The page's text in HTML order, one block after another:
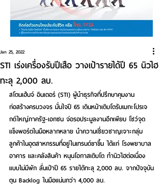
STI เร่งเครื่องรับปีเสือ วางเป้ารายได้ปี 65 นิวไฮ
ทะลุ 2,000 ลบ.
Jan 25, 2022
สโตนเฮ้นจ์ อินเตอร์ (STI) ผู้นำธุรกิจที่ปรึกษาคุมงาน
ก่อสร้างครบวงจร มั่นใจปี 65 เดินหน้าเติบโตรับเมกะโปรเจ
กต์ใหญ่ภาครัฐ-เอกชน จ่อรอประมูลงานอีกเพียบ โชว์จุด
แข็งพอร์ตในมือหลากหลาย นำความเชี่ยวชาญเจาะกลุ่ม
ลูกค้าในอุตสาหกรรมที่อยู่ในเทรนด์ขาขึ้น ได้แก่ โรงพยาบาล
อาคาร และคลังสินค้า หนุนโอกาสเติบโต ทำนิวไฮต่อเนื่อง
แบบไม่มีพัก ลั่นเป้าปี 65 รายได้ทะลุ 2,000 ลบ. จากปัจจุบัน
ตุน Backlog ในมือแน่นกว่า 4,000 ลบ.